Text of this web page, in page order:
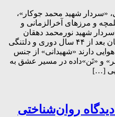
«سردار شهید محمد جوکار»،
و مرزهای آخرالزمانی و
شهید نورمحمد دهقان
فرد»، پیوسته به روح ملکوتی ایشان بعد از ۴۴ سال دوری و دلتنگی
دارند «شهیدانی» از جنس
و «تَن»داده در مسیر عشق به
[…]
روان‌شناختی